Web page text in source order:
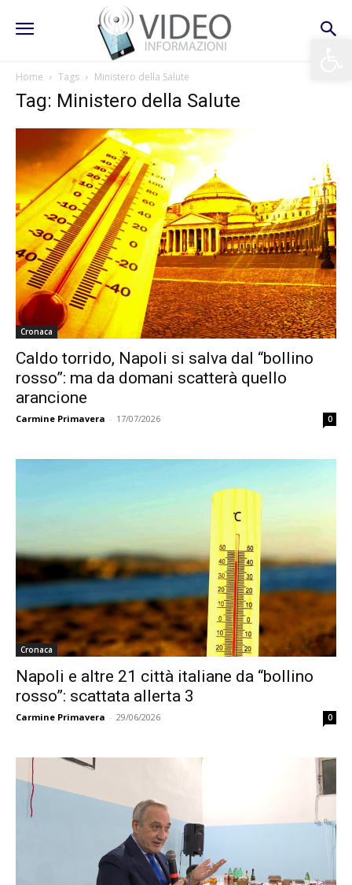
Home Tags Ministero della Salute
Tag: Ministero della Salute
Cronaca
Caldo torrido, Napoli si salva dal “bollino
rosso”: ma da domani scatterà quello
arancione
Carmine Primavera - 17/07/2026 0
Cronaca
Napoli e altre 21 città italiane da “bollino
rosso”: scattata allerta 3
Carmine Primavera - 29/06/2026 0